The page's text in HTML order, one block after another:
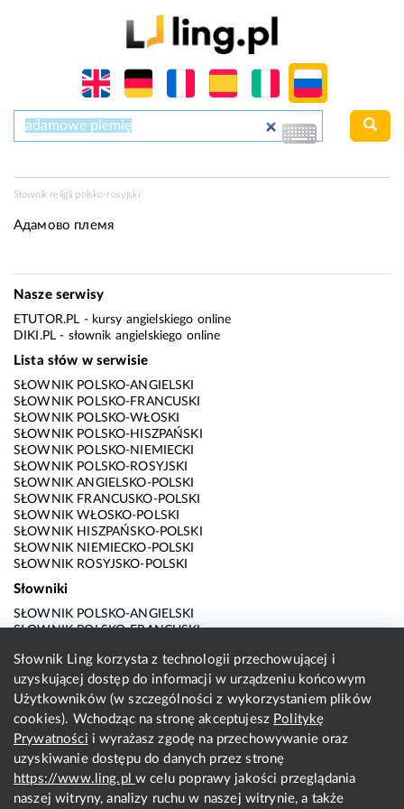
Słownik religii polsko-rosyjski
Адамово племя
Nasze serwisy
ETUTOR.PL - kursy angielskiego online
DIKI.PL - słownik angielskiego online
Lista słów w serwisie
SŁOWNIK POLSKO-ANGIELSKI
SŁOWNIK POLSKO-FRANCUSKI
SŁOWNIK POLSKO-WŁOSKI
SŁOWNIK POLSKO-HISZPAŃSKI
SŁOWNIK POLSKO-NIEMIECKI
SŁOWNIK POLSKO-ROSYJSKI
SŁOWNIK ANGIELSKO-POLSKI
SŁOWNIK FRANCUSKO-POLSKI
SŁOWNIK WŁOSKO-POLSKI
SŁOWNIK HISZPAŃSKO-POLSKI
SŁOWNIK NIEMIECKO-POLSKI
SŁOWNIK ROSYJSKO-POLSKI
Słowniki
SŁOWNIK POLSKO-ANGIELSKI
SŁOWNIK POLSKO-FRANCUSKI
SŁOWNIK POLSKO-HISZPAŃSKI
SŁOWNIK POLSKO-NIEMIECKI
SŁOWNIK POLSKO-ROSYJSKI
SŁOWNIK ANGIELSKO-POLSKI
SŁOWNIK FRANCUSKO-POLSKI
SŁOWNIK WŁOSKO-POLSKI
SŁOWNIK HISZPAŃSKO-POLSKI
SŁOWNIK NIEMIECKO-POLSKI
SŁOWNIK ROSYJSKO-POLSKI
Słownik Ling korzysta z technologii przechowującej i
uzyskującej dostęp do informacji w urządzeniu końcowym
Użytkowników (w szczególności z wykorzystaniem plików
cookies). Wchodząc na stronę akceptujesz Politykę
Prywatności i wyrażasz zgodę na przechowywanie oraz
uzyskiwanie dostępu do danych przez stronę
https://www.ling.plw celu poprawy jakości przeglądania
naszej witryny, analizy ruchu w naszej witrynie, a także